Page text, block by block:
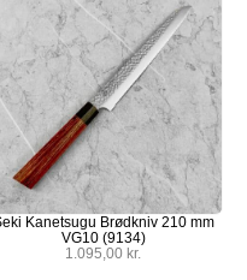
Kanetsugu Brødkniv 210 mm
VG10 (9134)
1.095,00 kr.